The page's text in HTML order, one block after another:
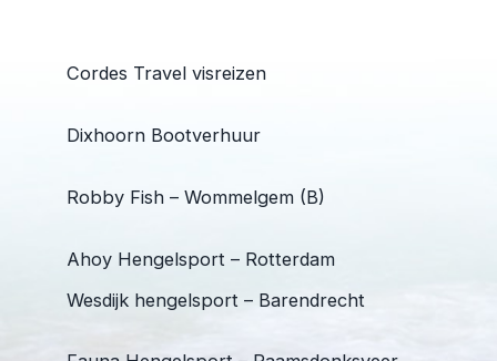
Cordes Travel visreizen
Dixhoorn Bootverhuur
Robby Fish – Wommelgem (B)
Ahoy Hengelsport – Rotterdam
Wesdijk hengelsport – Barendrecht